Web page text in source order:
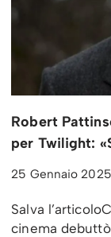
Robert
per Twilight:
25 Gennaio 2025
Salva
cinema